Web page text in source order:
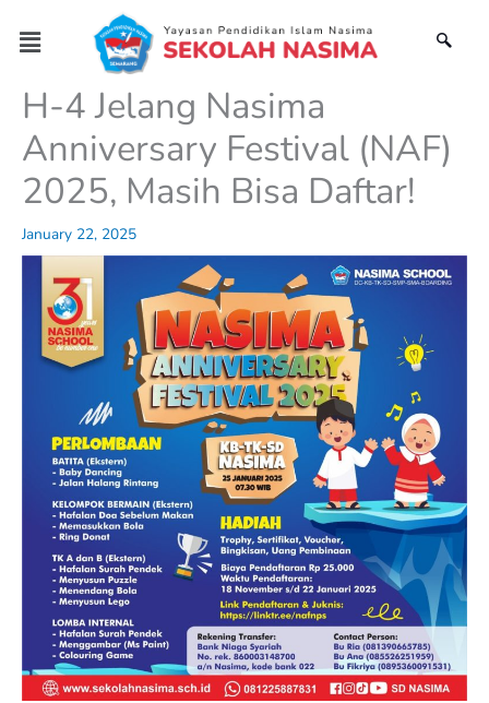
content
Menu
H-4 Jelang Nasima
Anniversary Festival (NAF)
2025, Masih Bisa Daftar!
January 22, 2025